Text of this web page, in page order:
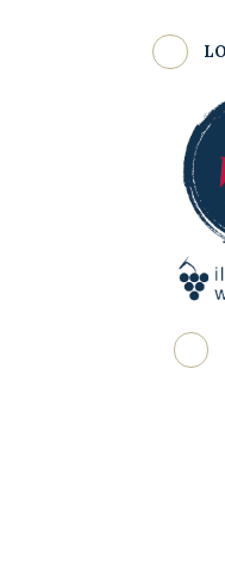
MY WINE
Come Funziona